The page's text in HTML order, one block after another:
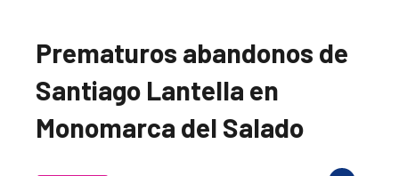
Prematuros abandonos de
Santiago Lantella en
Monomarca del Salado